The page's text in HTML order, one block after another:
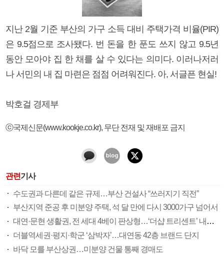
지난 2월 기준 부산의 가구 소득 대비 주택가격 비율(PIR)
은 9.5점으로 조사됐다. 번 돈을 한 푼도 쓰지 않고 9.5년
동안 모아야 집 한 채를 살 수 있다는 의미다. 이러나저러
나 서민의 내 집 마련은 점점 어려워진다. 아, 서글픈 현실!
박호걸 경제부
ⓒ국제신문(www.kookje.co.kr), 무단 전재 및 재배포 금지
관련기사
수도권과 다른데 같은 규제…부산 건설사 “쓰러지기 직전”
부산지역 준공 후 미분양 주택, 석 달 만에 다시 3000가구 넘어서
대연·문현 생활권, 전 세대 4베이 판상형…‘더샵 트리센트’ 내달 분양
더블역세권·평지·학군 ‘삼박자’…대연동 42층 브랜드 단지
바닥 모를 부산상권…미분양 건물 통째 경매도